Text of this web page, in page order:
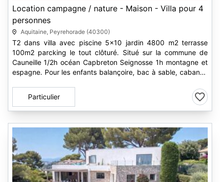
Location campagne / nature - Maison - Villa pour 4
personnes
Aquitaine, Peyrehorade (40300)
T2 dans villa avec piscine 5x10 jardin 4800 m2 terrasse
100m2 parcking le tout clôturé. Situé sur la commune de
Cauneille 1/2h océan Capbreton Seignosse 1h montagne et
espagne. Pour les enfants balançoire, bac à sable, cabanne
Particulier